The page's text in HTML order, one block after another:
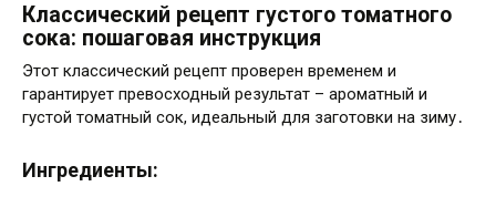
Классический рецепт густого томатного
сока: пошаговая инструкция
Этот классический рецепт проверен временем и
гарантирует превосходный результат – ароматный и
густой томатный сок, идеальный для заготовки на зиму․
Ингредиенты: